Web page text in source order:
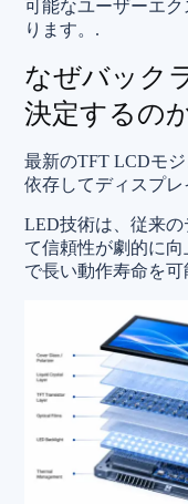
可能なユーザーエ
ります。.
なぜバック
決定するの
最新のTFT LCDモ
依存してディスプ
LED技術は、従来
て信頼性が劇的に
で長い動作寿命を